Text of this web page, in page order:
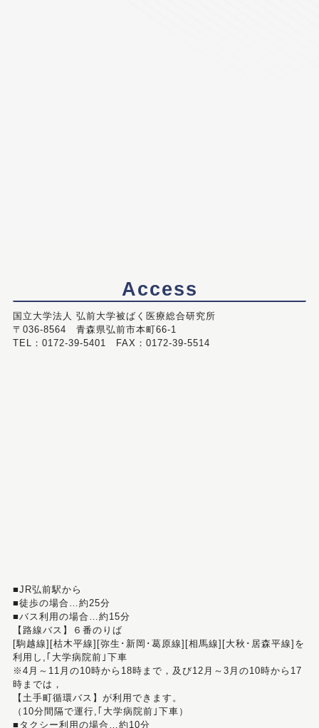
Access
国立大学法人 弘前大学被ばく医療総合研究所
〒036-8564 青森県弘前市本町66-1
TEL：0172-39-5401 FAX：0172-39-5514
■JR弘前駅から
■徒歩の場合…約25分
■バス利用の場合…約15分
【路線バス】６番のりば
[駒越線][枯木平線][弥生･新岡･葛原線][相馬線][大秋･居森平線]を
利用し,｢大学病院前｣下車
※4月～11月の10時から18時まで，及び12月～3月の10時から17
時までは，
【土手町循環バス】が利用できます。
（10分間隔で運行,｢大学病院前｣下車）
■タクシー利用の場合…約10分